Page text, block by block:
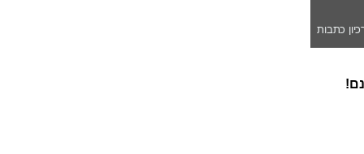
כתבות